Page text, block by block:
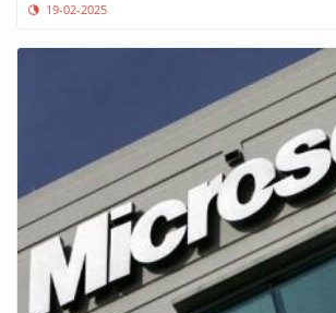
19-02-2025